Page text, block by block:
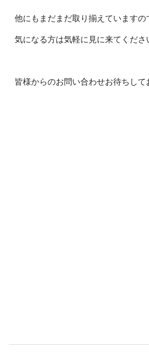
他にもまだまだ取り揃えていますの
気になる方は気軽に見に来てくださ
皆様からのお問い合わせお待ちして